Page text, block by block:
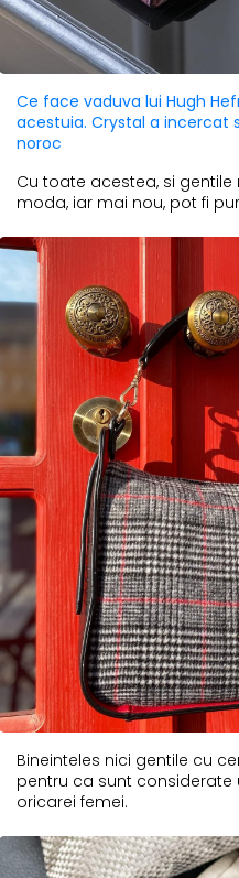
Ce face vaduva lui Hugh
acestuia. Crystal a incercat
noroc
Cu toate acestea, si
moda, iar mai nou, pot fi
Bineinteles nici gentile cu
pentru ca sunt
oricarei femei.